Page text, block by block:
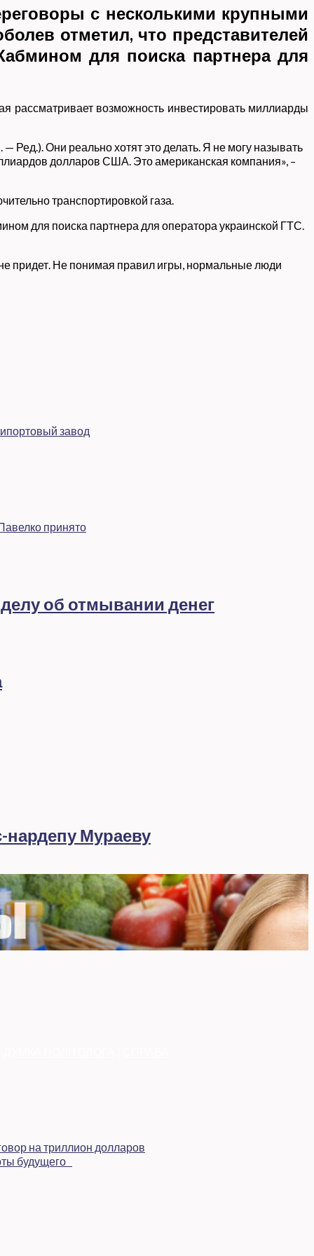
с несколькими крупными
отметил, что представителей
для поиска партнера для
рассматривает возможность инвестировать миллиарды
Ред.). Они реально хотят это делать. Я не могу называть
долларов США. Это американская компания», –
транспортировкой газа.
для поиска партнера для оператора украинской ГТС.
придет. Не понимая правил игры, нормальные люди
завод
принято
об отмывании денег
нардепу Мураеву